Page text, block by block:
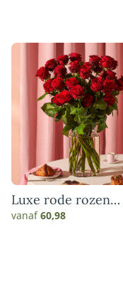
Luxe rode rozen
boeket
vanaf60,98